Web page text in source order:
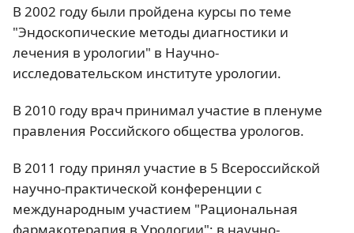
В 2002 году были пройдена курсы по теме
"Эндоскопические методы диагностики и
лечения в урологии" в Научно-
исследовательском институте урологии.
В 2010 году врач принимал участие в пленуме
правления Российского общества урологов.
В 2011 году принял участие в 5 Всероссийской
научно-практической конференции с
международным участием "Рациональная